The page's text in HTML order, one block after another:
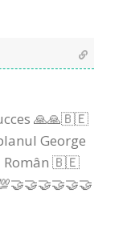
🙏🙏🇧🇪
George
Român 🇧🇪